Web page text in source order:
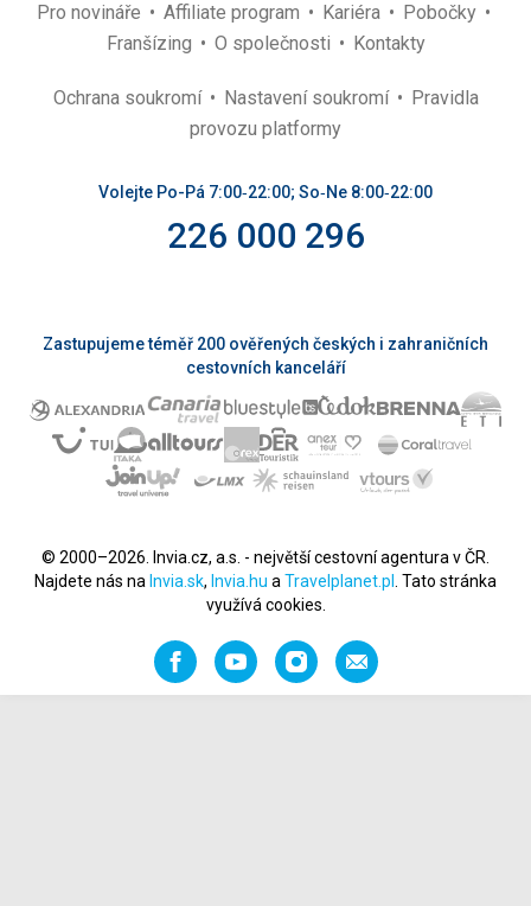
Pro novináře Affiliate program Kariéra
Pobočky
Franšízing
O společnosti Kontakty
Ochrana soukromí Nastavení soukromí
Pravidla
provozu platformy
Volejte Po-Pá 7:00‑22:00; So‑Ne 8:00‑22:00
226 000 296
Zastupujeme téměř 200 ověřených českých i zahraničních
cestovních kanceláří
© 2000–2026. Invia.cz, a.s. - největší cestovní agentura v ČR.
Najdete nás na Invia.sk, Invia.hu a Travelplanet.pl
. Tato stránka
využívá cookies.
FacebookYouTubeInstagramNapište
nám